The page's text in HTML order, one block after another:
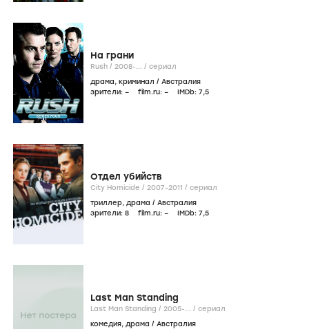
На грани
Rush / 2008-... / сериал
драма, криминал / Австралия
зрители: – film.ru: – IMDb: 7,5
Отдел убийств
City Homicide / 2007-2011 / сериал
триллер, драма / Австралия
зрители: 8 film.ru: – IMDb: 7,5
Last Man Standing
Last Man Standing / 2005-... / сериал
комедия, драма / Австралия